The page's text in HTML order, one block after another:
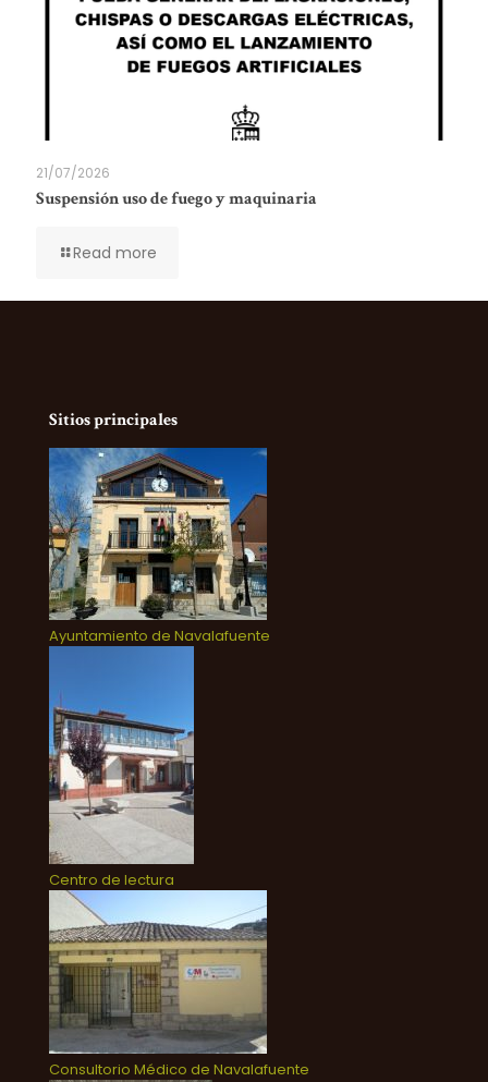
21/07/2026
Suspensión uso de fuego y maquinaria
Read more
Sitios principales
Ayuntamiento de Navalafuente
Centro de lectura
Consultorio Médico de Navalafuente